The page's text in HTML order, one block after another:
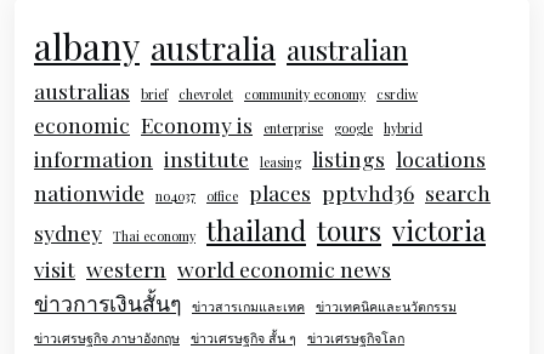
albany australia australian
australias brief chevrolet community economy csrdiw
economic Economy is enterprise google hybrid
information institute leasing listings locations
nationwide
no4037 office places pptvhd36 search
sydney Thai economy thailand tours victoria
visit western world economic news
ข่าวการเงินสั้นๆ ข่าวสารเกมและเทค ข่าวเทคนิคและนวัตกรรม
ข่าวเศรษฐกิจ ภาษาอังกฤษ ข่าวเศรษฐกิจ สั้น ๆ
ข่าวเศรษฐกิจโลก